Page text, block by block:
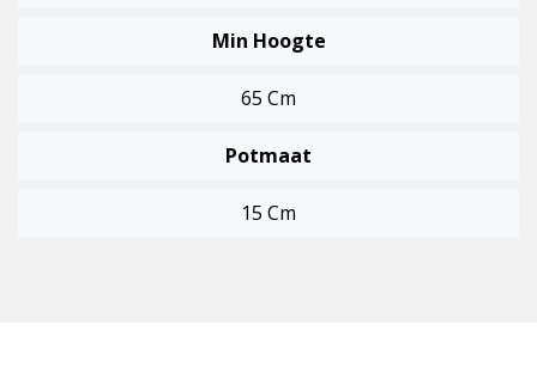
Min Hoogte
65 Cm
Potmaat
15 Cm